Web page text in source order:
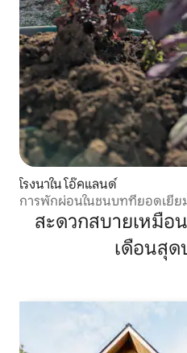
โรงนาใน โอ๊คแลนด์
การพักผ่อนในชนบทที่ยอดเยี่ย
พืชสะดวกสบายเหมือ
เดือนสุด